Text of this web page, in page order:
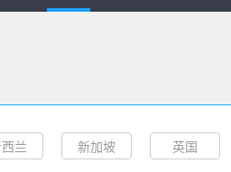
兰 新加坡 英国